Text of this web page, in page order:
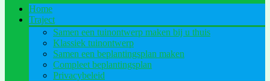
Home
Traject
Samen een tuinontwerp maken bij u thuis
Klassiek tuinontwerp
Samen een beplantingsplan maken
Compleet beplantingsplan
Privacybeleid